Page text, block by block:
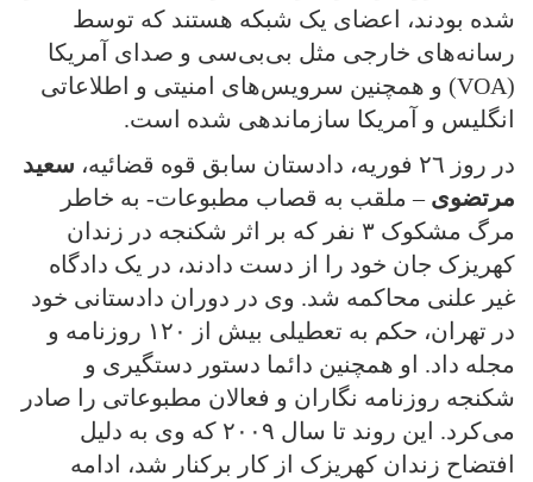
شده بودند، اعضای یک شبکه هستند که توسط
رسانه‌های خارجی مثل بی‌بی‌سی و صدای آمریکا
(VOA) و همچنین سرویس‌های امنیتی و اطلاعاتی
انگلیس و آمریکا سازماندهی شده است.
در روز ٢٦ فوریه، دادستان سابق قوه قضائیه،
سعید
مرتضوی – ملقب به قصاب مطبوعات- به خاطر
مرگ مشکوک ٣ نفر که بر اثر شکنجه در زندان
کهریزک جان خود را از دست دادند، در یک دادگاه
غیر علنی محاکمه شد. وی در دوران دادستانی خود
در تهران، حکم به تعطیلی بیش از ١٢٠ روزنامه و
مجله داد. او همچنین دائما دستور دستگیری و
شکنجه روزنامه نگاران و فعالان مطبوعاتی را صادر
می‌کرد. این روند تا سال ٢٠٠٩ که وی به دلیل
افتضاح زندان کهریزک از کار برکنار شد، ادامه